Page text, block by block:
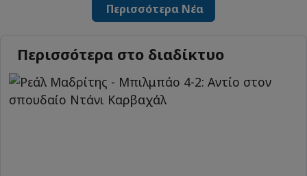
Περισσότερα Νέα
Περισσότερα στο διαδίκτυο